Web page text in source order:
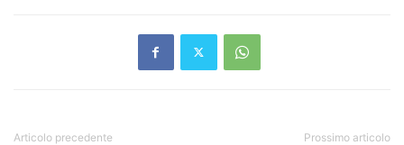
Articolo precedente Prossimo articolo